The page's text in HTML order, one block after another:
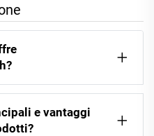
e vantaggi